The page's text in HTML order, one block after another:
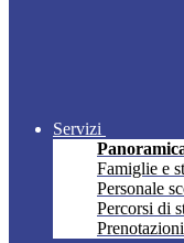
Servizi
Famiglie e
Personale
Percorsi di